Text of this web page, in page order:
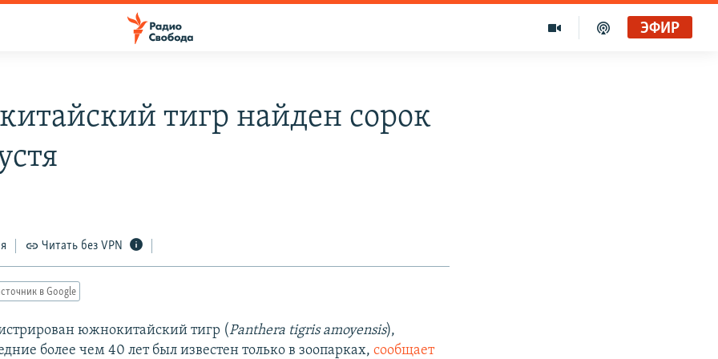
ЭФИР
тигр найден сорок
Читать без VPN
в Google
южнокитайский тигр (Panthera tigris amoyensis),
более чем 40 лет был известен только в зоопарках,сообщает